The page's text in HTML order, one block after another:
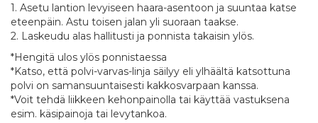
1. Asetu lantion levyiseen haara-asentoon ja suuntaa katse
eteenpäin. Astu toisen jalan yli suoraan taakse.
2. Laskeudu alas hallitusti ja ponnista takaisin ylös.
*Hengitä ulos ylös ponnistaessa
*Katso, että polvi-varvas-linja säilyy eli ylhäältä katsottuna
polvi on samansuuntaisesti kakkosvarpaan kanssa.
*Voit tehdä liikkeen kehonpainolla tai käyttää vastuksena
esim. käsipainoja tai levytankoa.